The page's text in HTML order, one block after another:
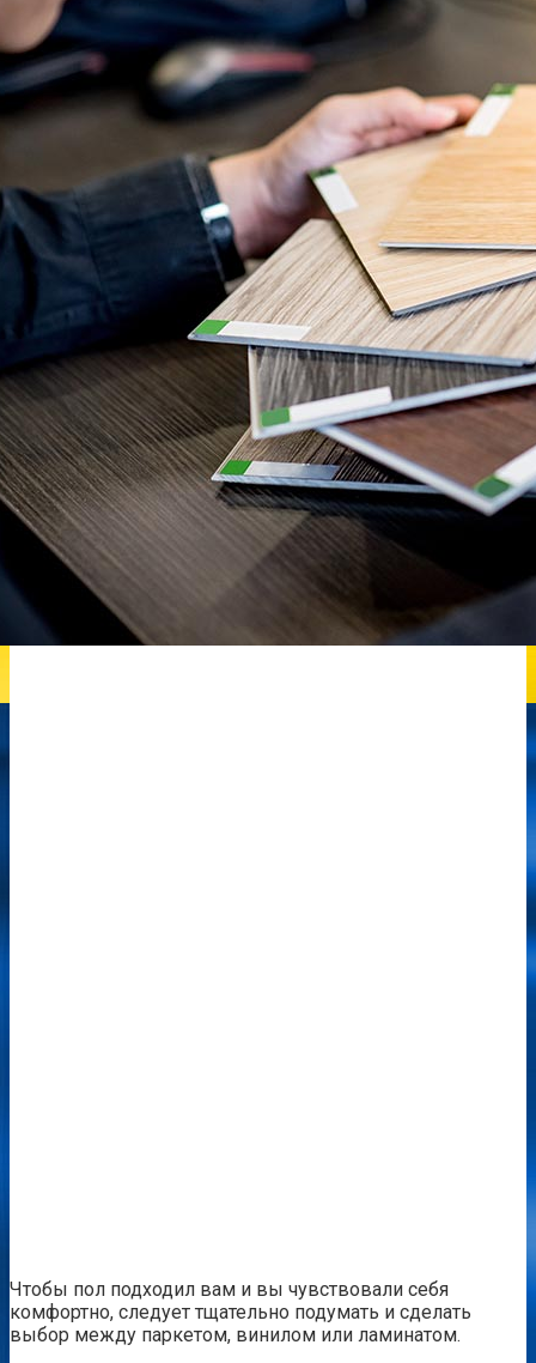
Чтобы пол подходил вам и вы чувствовали себя
комфортно, следует тщательно подумать и сделать
выбор между паркетом, винилом или ламинатом.